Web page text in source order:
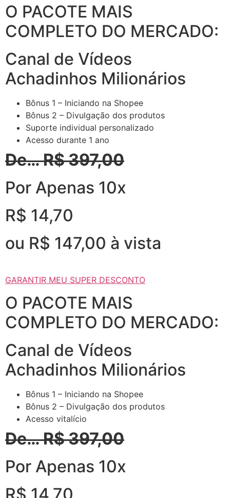
O PACOTE MAIS
COMPLETO DO MERCADO:
Canal de Vídeos
Achadinhos Milionários
Bônus 1 – Iniciando na Shopee
Bônus 2 – Divulgação dos produtos
Suporte individual personalizado
Acesso durante 1 ano
De… R$ 397,00
Por Apenas 10x
R$ 14,70
ou R$ 147,00 à vista
GARANTIR MEU SUPER DESCONTO
O PACOTE MAIS
COMPLETO DO MERCADO:
Canal de Vídeos
Achadinhos Milionários
Bônus 1 – Iniciando na Shopee
Bônus 2 – Divulgação dos produtos
Acesso vitalício
De… R$ 397,00
Por Apenas 10x